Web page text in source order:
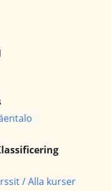
/ Alla kurser